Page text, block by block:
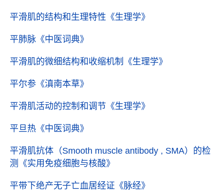
平滑肌的结构和生理特性 《生理学》
平肺脉 《中医词典》
平滑肌的微细结构和收缩机制 《生理学》
平尔参 《滇南本草》
平滑肌活动的控制和调节 《生理学》
平旦热 《中医词典》
平滑肌抗体（Smooth muscle antibody , SMA）的检
测 《实用免疫细胞与核酸》
平带下绝产无子亡血居经证 《脉经》